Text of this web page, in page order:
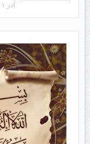
آذر ۰۱, ۱۳۹۶